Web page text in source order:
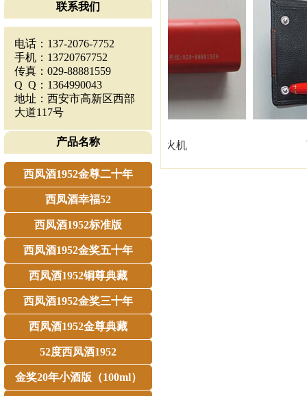
联系我们
电话：137-2076-7752
手机：13720767752
传真：029-88881559
Q Q：1364990043
地址：西安市高新区西部
大道117号
产品名称
西凤酒1952金尊二十年
西凤酒幸福52
西凤酒1952标准版
西凤酒1952金奖五十年
西凤酒1952铜尊典藏
西凤酒1952金奖三十年
西凤酒1952金尊典藏
52度西凤酒1952
金奖20年小酒版（100ml）
西凤酒1952打火机 西凤酒1952